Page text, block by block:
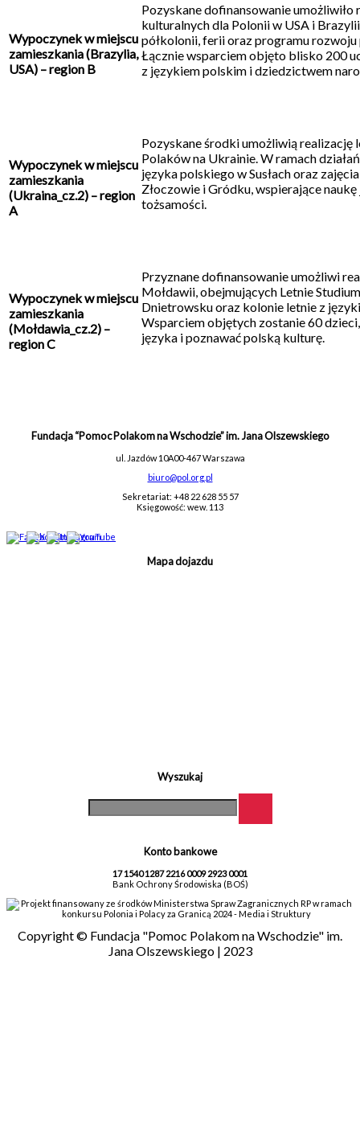
Wypoczynek w miejscu
zamieszkania (Brazylia,
USA) – region B
Pozyskane dofinansowanie umożliwiło
kulturalnych dla Polonii w USA i
półkolonii, ferii oraz programu
Łącznie wsparciem objęto blisko 200
z językiem polskim i dziedzictwem
Wypoczynek w miejscu
zamieszkania
(Ukraina_cz.2) – region
A
Pozyskane środki umożliwią
Polaków na Ukrainie. W ramach
języka polskiego w Susłach oraz
Złoczowie i Gródku, wspierające
tożsamości.
Wypoczynek w miejscu
zamieszkania
(Mołdawia_cz.2) –
region C
Przyznane dofinansowanie umożliwi
Mołdawii, obejmujących Letnie
Dnietrowsku oraz kolonie letnie z
Wsparciem objętych zostanie 60
języka i poznawać polską kulturę.
Fundacja “Pomoc Polakom na Wschodzie” im. Jana Olszewskiego
ul. Jazdów 10A00-467 Warszawa
biuro@pol.org.pl
Sekretariat: +48 22 628 55 57
Księgowość: wew. 113
Mapa dojazdu
Wyszukaj
Konto bankowe
17 1540 1287 2216 0009 2923 0001
Bank Ochrony Środowiska (BOŚ)
Projekt finansowany ze środków Ministerstwa Spraw Zagranicznych RP w ramach
konkursu Polonia i Polacy za Granicą 2024 - Media i Struktury
Copyright © Fundacja "Pomoc Polakom na Wschodzie" im.
Jana Olszewskiego | 2023